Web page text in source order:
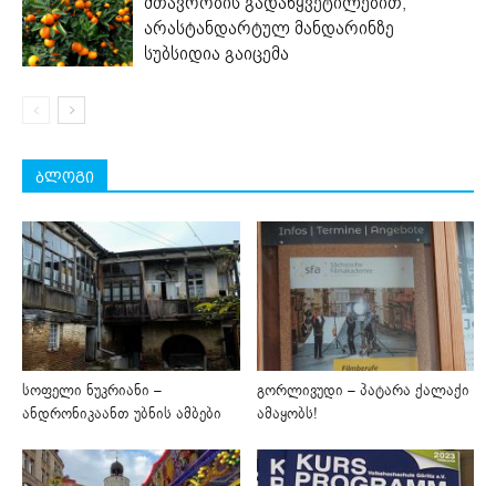
არასტანდარტულ მანდარინზე
სუბსიდია გაიცემა
ბლოგი
სოფელი ნუკრიანი –
ანდრონიკაანთ უბნის ამბები
გორლივუდი – პატარა ქალაქი
ამაყობს!